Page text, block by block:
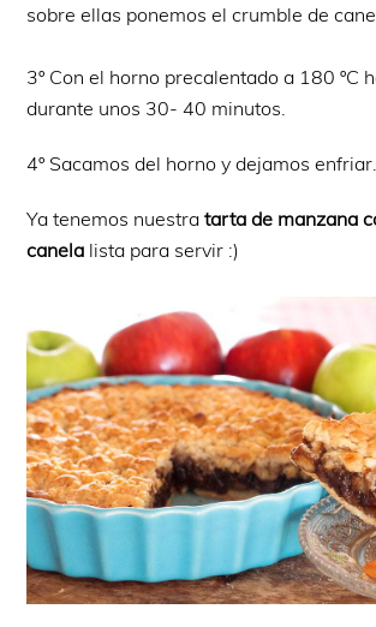
sobre ellas ponemos el crumble de
3º Con el horno precalentado a 180 ºC
durante unos 30- 40 minutos.
4º Sacamos del horno y dejamos enfriar.
Ya tenemos nuestratarta de manzana
canela lista para servir :)